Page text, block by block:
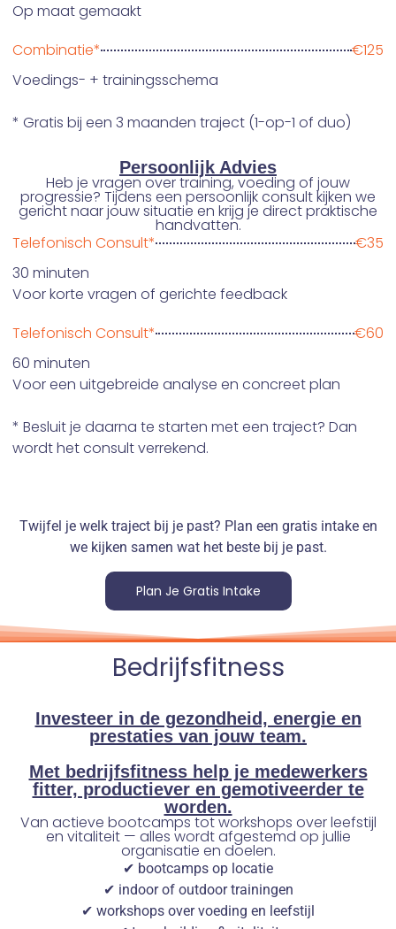
Op maat gemaakt
Combinatie*
€125
Voedings- + trainingsschema
* Gratis bij een 3 maanden traject (1-op-1 of duo)
Persoonlijk Advies
Heb je vragen over training, voeding of jouw
progressie? Tijdens een persoonlijk consult kijken we
gericht naar jouw situatie en krijg je direct praktische
handvatten.
Telefonisch Consult*
€35
30 minuten
Voor korte vragen of gerichte feedback
Telefonisch Consult*
€60
60 minuten
Voor een uitgebreide analyse en concreet plan
* Besluit je daarna te starten met een traject? Dan
wordt het consult verrekend.
Twijfel je welk traject bij je past? Plan een gratis intake en
we kijken samen wat het beste bij je past.
Plan Je Gratis Intake
Bedrijfsfitness
Investeer in de gezondheid, energie en
prestaties van jouw team.
Met bedrijfsfitness help je medewerkers
fitter, productiever en gemotiveerder te
worden.
Van actieve bootcamps tot workshops over leefstijl
en vitaliteit — alles wordt afgestemd op jullie
organisatie en doelen.
✔ bootcamps op locatie
✔ indoor of outdoor trainingen
✔ workshops over voeding en leefstijl